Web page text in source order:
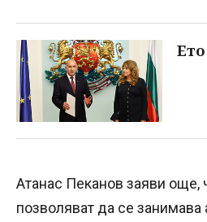
Атанас Пеканов заяви
позволяват да се занимава